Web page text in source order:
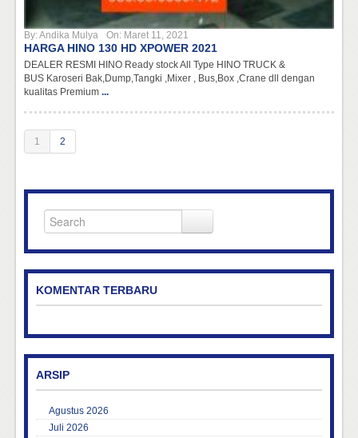
By:Andika Mulya On: Maret 11, 2021
HARGA HINO 130 HD XPOWER 2021
DEALER RESMI HINO Ready stock All Type HINO TRUCK &
BUS Karoseri Bak,Dump,Tangki ,Mixer , Bus,Box ,Crane dll dengan
kualitas Premium ...
1 2
KOMENTAR TERBARU
ARSIP
Agustus 2026
Juli 2026